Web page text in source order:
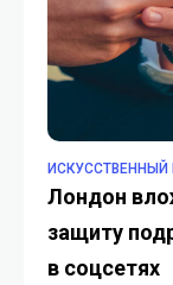
ИСКУССТВЕННЫЙ
Лондон вложит
защиту
в соцсетях